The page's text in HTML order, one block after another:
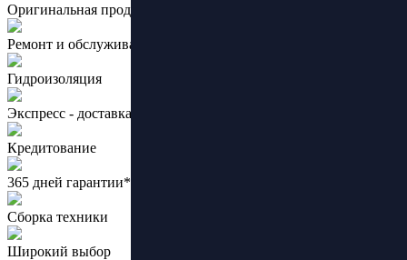
Оригинальная продукция ведущих брендов
Ремонт и обслуживание
Гидроизоляция
Экспресс - доставка
Кредитование
365 дней гарантии*
Сборка техники
Широкий выбор